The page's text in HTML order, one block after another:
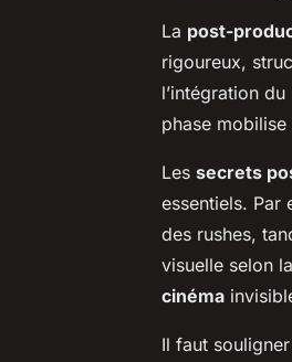
La post-
rigoureux,
l’intégration
phase
Les secrets
essentiels. Par
des rushes,
visuelle selon
cinéma
Il faut